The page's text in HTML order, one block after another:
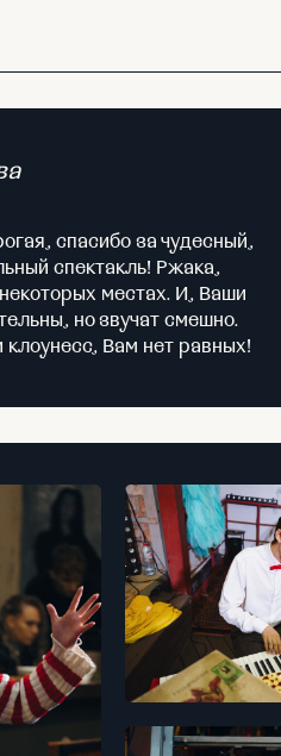
спасибо за чудесный,
спектакль! Ржака,
местах. И, Ваши
но звучат смешно.
клоунесс, Вам нет равных!